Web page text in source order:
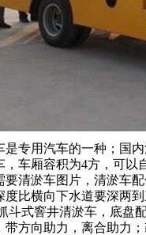
是专用汽车的一种；国
，车厢容积为4方，可以
要清淤车图片，清淤车
度比横向下水道要深两
斗式窨井清淤车，底盘
带方向助力，离合助力